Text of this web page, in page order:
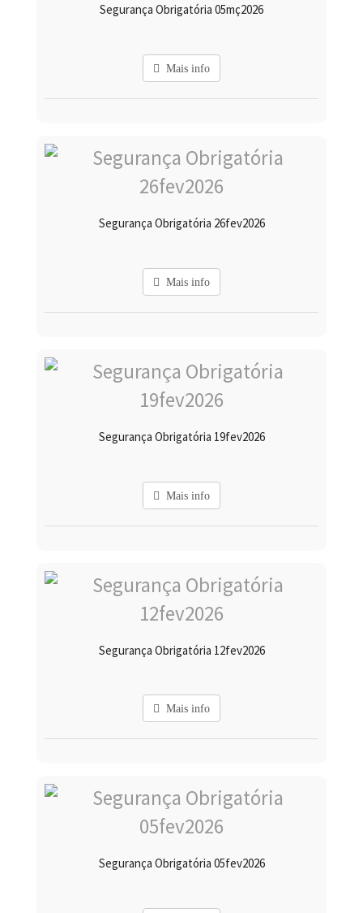
Segurança Obrigatória 05mç2026
Mais info
Segurança Obrigatória 26fev2026
Mais info
Segurança Obrigatória 19fev2026
Mais info
Segurança Obrigatória 12fev2026
Mais info
Segurança Obrigatória 05fev2026